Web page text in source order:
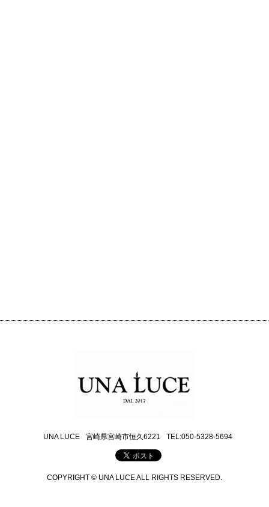
UNA LUCE 宮崎県宮崎市恒久6221 TEL:050-5328-5694
COPYRIGHT © UNA LUCE ALL RIGHTS RESERVED.